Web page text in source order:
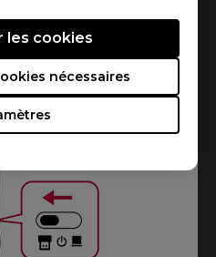
nécessaires
les cookies